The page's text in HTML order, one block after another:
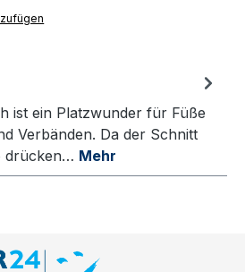
ist ein Platzwunder für Füße
Verbänden. Da der Schnitt
drücken… Mehr